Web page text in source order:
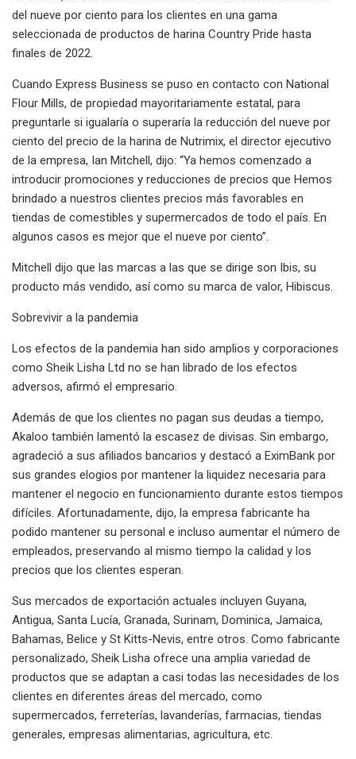
del nueve por ciento para los clientes en una gama
seleccionada de productos de harina Country Pride hasta
finales de 2022.
Cuando Express Business se puso en contacto con National
Flour Mills, de propiedad mayoritariamente estatal, para
preguntarle si igualaría o superaría la reducción del nueve por
ciento del precio de la harina de Nutrimix, el director ejecutivo
de la empresa, Ian Mitchell, dijo: “Ya hemos comenzado a
introducir promociones y reducciones de precios que Hemos
brindado a nuestros clientes precios más favorables en
tiendas de comestibles y supermercados de todo el país. En
algunos casos es mejor que el nueve por ciento”.
Mitchell dijo que las marcas a las que se dirige son Ibis, su
producto más vendido, así como su marca de valor, Hibiscus.
Sobrevivir a la pandemia
Los efectos de la pandemia han sido amplios y corporaciones
como Sheik Lisha Ltd no se han librado de los efectos
adversos, afirmó el empresario.
Además de que los clientes no pagan sus deudas a tiempo,
Akaloo también lamentó la escasez de divisas. Sin embargo,
agradeció a sus afiliados bancarios y destacó a EximBank por
sus grandes elogios por mantener la liquidez necesaria para
mantener el negocio en funcionamiento durante estos tiempos
difíciles. Afortunadamente, dijo, la empresa fabricante ha
podido mantener su personal e incluso aumentar el número de
empleados, preservando al mismo tiempo la calidad y los
precios que los clientes esperan.
Sus mercados de exportación actuales incluyen Guyana,
Antigua, Santa Lucía, Granada, Surinam, Dominica, Jamaica,
Bahamas, Belice y St Kitts-Nevis, entre otros. Como fabricante
personalizado, Sheik Lisha ofrece una amplia variedad de
productos que se adaptan a casi todas las necesidades de los
clientes en diferentes áreas del mercado, como
supermercados, ferreterías, lavanderías, farmacias, tiendas
generales, empresas alimentarias, agricultura, etc.